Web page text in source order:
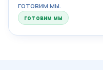
готовим мы.
готовим мы